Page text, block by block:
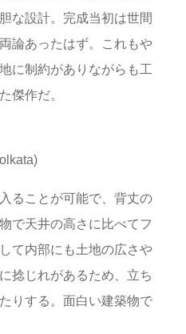
な設計。完成当初は世間
論あったはず。これもや
に制約がありながらも工
傑作だ。
ることが可能で、背丈の
で天井の高さに比べてフ
て内部にも土地の広さや
捻じれがあるため、立ち
りする。面白い建築物で